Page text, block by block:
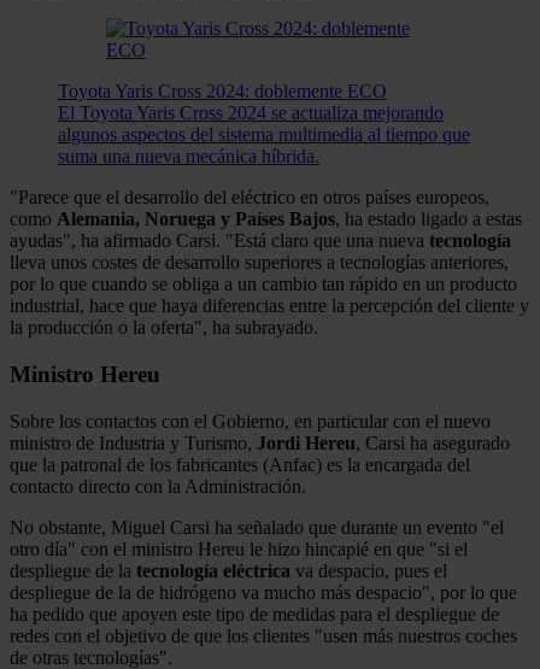
Toyota Yaris Cross 2024: doblemente ECO
El Toyota Yaris Cross 2024 se actualiza mejorando
algunos aspectos del sistema multimedia al tiempo que
suma una nueva mecánica híbrida.
"Parece que el desarrollo del eléctrico en otros países europeos,
como Alemania, Noruega y Países Bajos, ha estado ligado a estas
ayudas", ha afirmado Carsi. "Está claro que una nueva tecnología
lleva unos costes de desarrollo superiores a tecnologías anteriores,
por lo que cuando se obliga a un cambio tan rápido en un producto
industrial, hace que haya diferencias entre la percepción del cliente y
la producción o la oferta", ha subrayado.
Ministro Hereu
Sobre los contactos con el Gobierno, en particular con el nuevo
ministro de Industria y Turismo, Jordi Hereu, Carsi ha asegurado
que la patronal de los fabricantes (Anfac) es la encargada del
contacto directo con la Administración.
No obstante, Miguel Carsi ha señalado que durante un evento "el
otro día" con el ministro Hereu le hizo hincapié en que "si el
despliegue de la tecnología eléctrica va despacio, pues el
despliegue de la de hidrógeno va mucho más despacio", por lo que
ha pedido que apoyen este tipo de medidas para el despliegue de
redes con el objetivo de que los clientes "usen más nuestros coches
de otras tecnologías".